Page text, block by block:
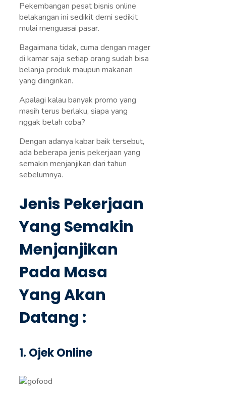
Pekembangan pesat bisnis online
belakangan ini sedikit demi sedikit
mulai menguasai pasar.
Bagaimana tidak, cuma dengan mager
di kamar saja setiap orang sudah bisa
belanja produk maupun makanan
yang diinginkan.
Apalagi kalau banyak promo yang
masih terus berlaku, siapa yang
nggak betah coba?
Dengan adanya kabar baik tersebut,
ada beberapa jenis pekerjaan yang
semakin menjanjikan dari tahun
sebelumnya.
Jenis Pekerjaan
Yang Semakin
Menjanjikan
Pada Masa
Yang Akan
Datang :
1. Ojek Online